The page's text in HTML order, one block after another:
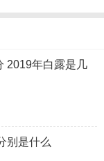
2019年白露是几
别是什么